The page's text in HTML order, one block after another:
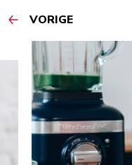
VORIGE